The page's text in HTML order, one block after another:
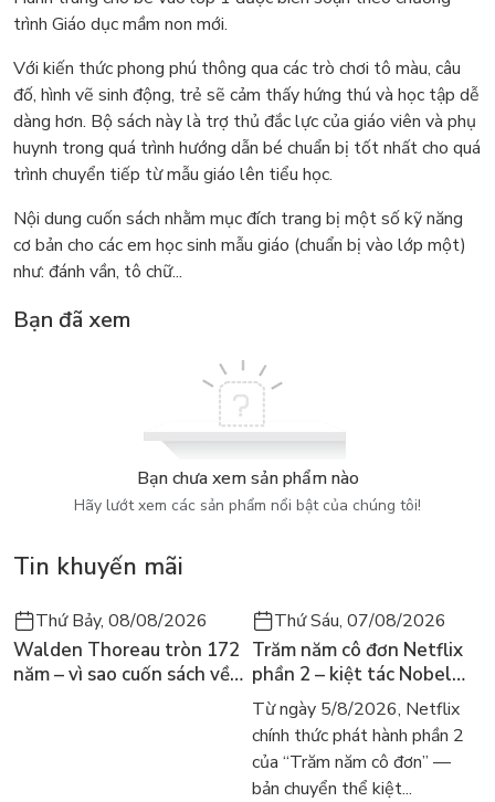
trình Giáo dục mầm non mới.
Với kiến thức phong phú thông qua các trò chơi tô màu, câu
đố, hình vẽ sinh động, trẻ sẽ cảm thấy hứng thú và học tập dễ
dàng hơn. Bộ sách này là trợ thủ đắc lực của giáo viên và phụ
huynh trong quá trình hướng dẫn bé chuẩn bị tốt nhất cho quá
trình chuyển tiếp từ mẫu giáo lên tiểu học.
Nội dung cuốn sách nhằm mục đích trang bị một số kỹ năng
cơ bản cho các em học sinh mẫu giáo (chuẩn bị vào lớp một)
như: đánh vần, tô chữ...
Bạn đã xem
Bạn chưa xem sản phẩm nào
Hãy lướt xem các sản phẩm nổi bật của chúng tôi!
Tin khuyến mãi
Thứ Bảy, 08/08/2026
Walden Thoreau tròn 172
năm – vì sao cuốn sách về
Thứ Sáu, 07/08/2026
Trăm năm cô đơn Netflix
phần 2 – kiệt tác Nobel
trở lại màn ảnh, dòng
người tìm đọc lại García
Márquez
Từ ngày 5/8/2026, Netflix
chính thức phát hành phần 2
của “Trăm năm cô đơn” —
bản chuyển thể kiệt...